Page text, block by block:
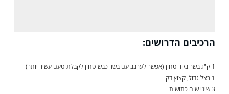
הרכיבים הדרושים:
1 ק"ג בשר בקר טחון (אפשר לערבב עם בשר כבש טחון לקבלת טעם עשיר יותר)
1 בצל גדול, קצוץ דק
3 שיני שום כתושות